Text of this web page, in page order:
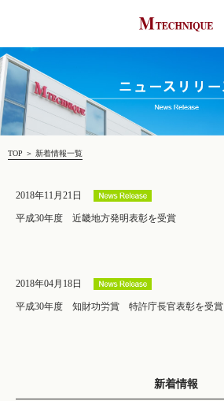
TOP ＞ 新着情報一覧
2018年11月21日
平成30年度 近畿地方発明表彰を受賞
2018年04月18日
平成30年度 知財功労賞 特許庁長官表彰を受賞
新着情報